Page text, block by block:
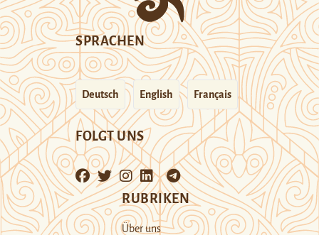
SPRACHEN
Deutsch English Français
FOLGT UNS
RUBRIKEN
Über uns